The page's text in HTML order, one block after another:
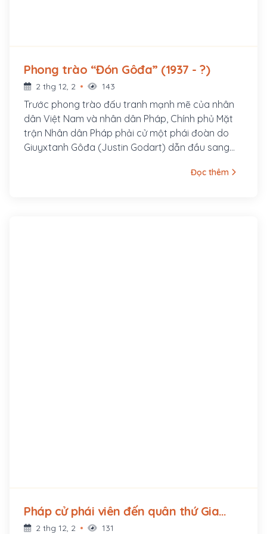
Phong trào “Đón Gôđa” (1937 - ?)
2 thg 12, 2 143
Trước phong trào đấu tranh mạnh mẽ của nhân
dân Việt Nam và nhân dân Pháp, Chính phủ Mặt
trận Nhân dân Pháp phải cử một phái đoàn do
Giuyxtanh Gôđa (Justin Godart) dẫn đầu sang
Đọc thêm
Pháp cử phái viên đến quân thứ Gia
Định đưa ra bản dự thảo Hòa ước gồm
2 thg 12, 2 131